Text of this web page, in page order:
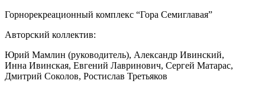
Горнорекреационный комплекс “Гора Семиглавая”
Авторский коллектив:
Юрий Мамлин (руководитель), Александр Ивинский,
Инна Ивинская, Евгений Лавринович, Сергей Матарас,
Дмитрий Соколов, Ростислав Третьяков